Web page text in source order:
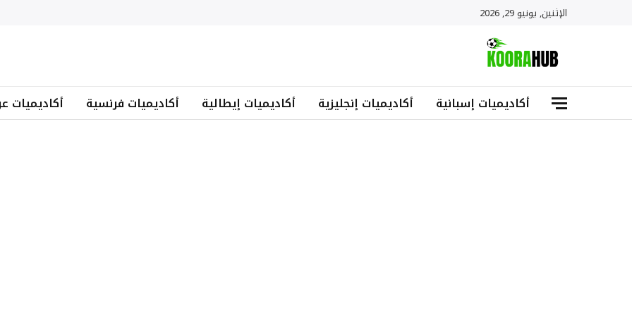
الإثنين, يونيو 29, 2026
أكاديميات إسبانية أكاديميات إنجليزية أكاديميات إيطالية أكاديميات فرنسية أكاديميات